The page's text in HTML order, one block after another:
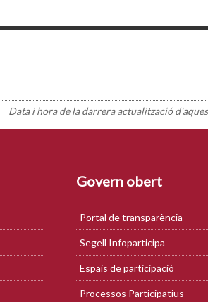
Data i hora de la darrera actualització
Govern obert
Portal de transparència
Segell Infoparticipa
Espais de participació
Processos Participatius